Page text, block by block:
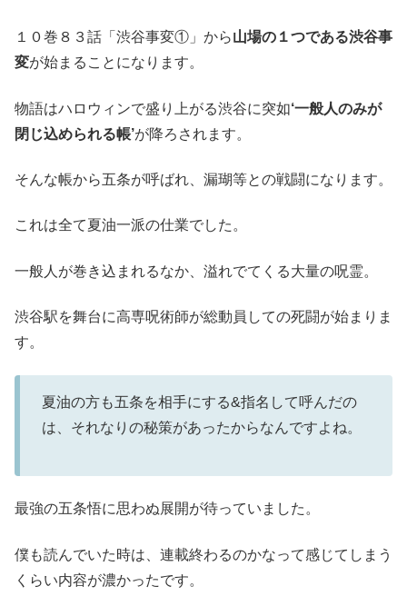
１０巻８３話「渋谷事変①」から山場の１つである渋谷事
変が始まることになります。
物語はハロウィンで盛り上がる渋谷に突如‘一般人のみが
閉じ込められる帳’が降ろされます。
そんな帳から五条が呼ばれ、漏瑚等との戦闘になります。
これは全て夏油一派の仕業でした。
一般人が巻き込まれるなか、溢れでてくる大量の呪霊。
渋谷駅を舞台に高専呪術師が総動員しての死闘が始まりま
す。
夏油の方も五条を相手にする&指名して呼んだの
は、それなりの秘策があったからなんですよね。
最強の五条悟に思わぬ展開が待っていました。
僕も読んでいた時は、連載終わるのかなって感じてしまう
くらい内容が濃かったです。